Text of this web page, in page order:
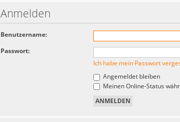
Anmelden
Benutzername:
Passwort:
Ich habe mein Passwort
Angemeldet bleiben
Meinen Online-Status